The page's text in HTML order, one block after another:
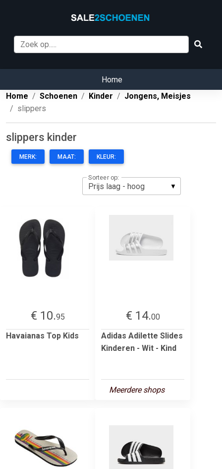
Home
Home
Schoenen Kinder
Jongens, Meisjes
slippers
slippers kinder
MERK: MAAT: KLEUR:
Sorteer op:
€ 10.95
Havaianas Top Kids
€ 14.00
Adidas Adilette Slides
Kinderen - Wit - Kind
Meerdere shops